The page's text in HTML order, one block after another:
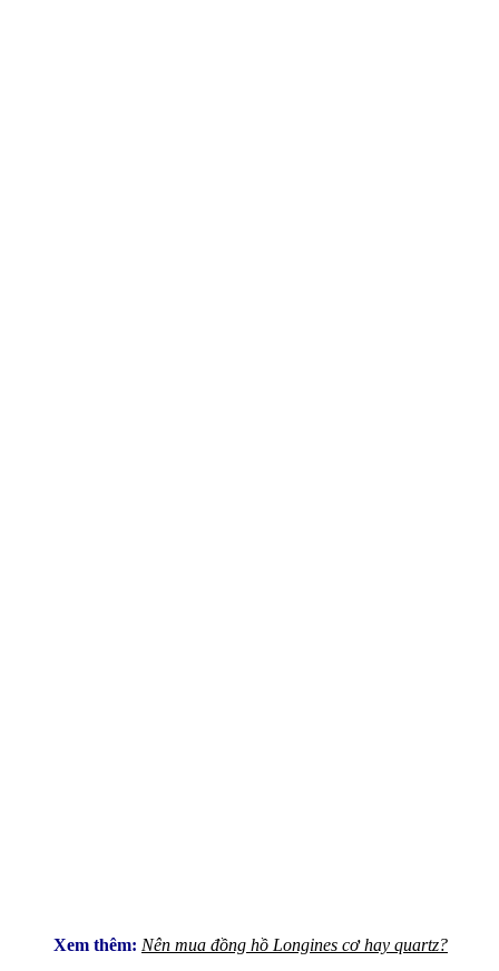
Xem thêm: Nên mua đồng hồ Longines cơ hay quartz?